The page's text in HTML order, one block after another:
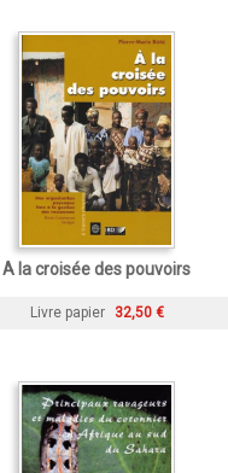
A la croisée des pouvoirs
Livre papier 32,50 €